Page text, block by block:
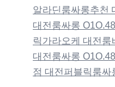
알라딘룸싸롱추천
대전룸싸롱
릭가라오케 대전룸
대전룸싸롱
점 대전퍼블릭룸싸